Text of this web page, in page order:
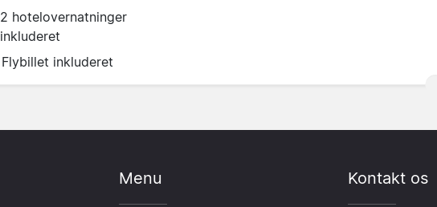
2 hotelovernatninger
inkluderet
Flybillet inkluderet
Menu Kontakt os